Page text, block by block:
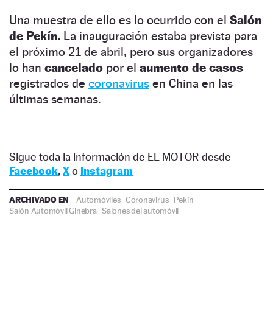
Una muestra de ello es lo ocurrido con el Salón
de Pekín. La inauguración estaba prevista para
el próximo 21 de abril, pero sus organizadores
lo han cancelado por el aumento de casos
registrados de coronavirus en China en las
últimas semanas.
Sigue toda la información de EL MOTOR desde
Facebook, Xo Instagram
ARCHIVADO EN Automóviles·Coronavirus· Pekín ·
Salón Automóvil Ginebra·Salones del automóvil